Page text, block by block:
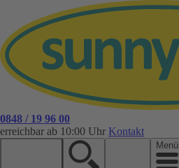
0848 / 19 96 00
erreichbar ab 10:00 Uhr Kontakt
Menü